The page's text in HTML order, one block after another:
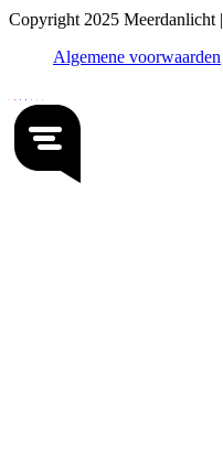
Copyright 2025 Meerdanlicht |
Algemene voorwaarden